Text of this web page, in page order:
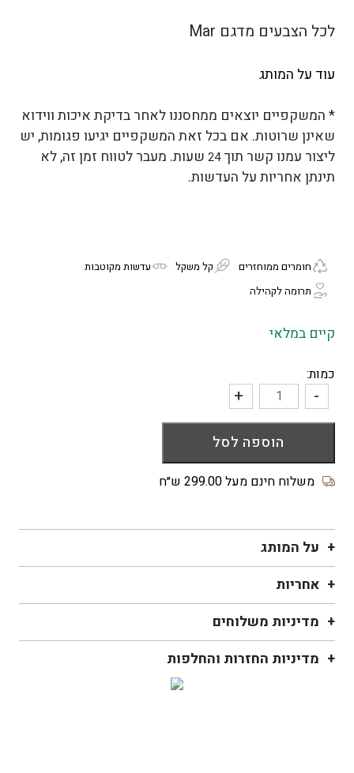
לכל הצבעים מדגם Mar
עוד על המותג
* המשקפיים יוצאים ממחסננו לאחר בדיקת איכות ווידוא
שאינן שרוטות. אם בכל זאת המשקפיים יגיעו פגומות, יש
ליצור עמנו קשר תוך24 שעות. מעבר לטווח זמן זה, לא
תינתן אחריות על העדשות.
חומרים ממוחזרים קל משקל
עדשות מקוטבות
תרומה לקהילה
קיים במלאי
כמות:
כמות
של
שמש
MAR
-
+
הוספה לסל
משלוח חינם מעל 299.00 ש״ח
על המותג
אחריות
מדיניות משלוחים
מדיניות החזרות והחלפות